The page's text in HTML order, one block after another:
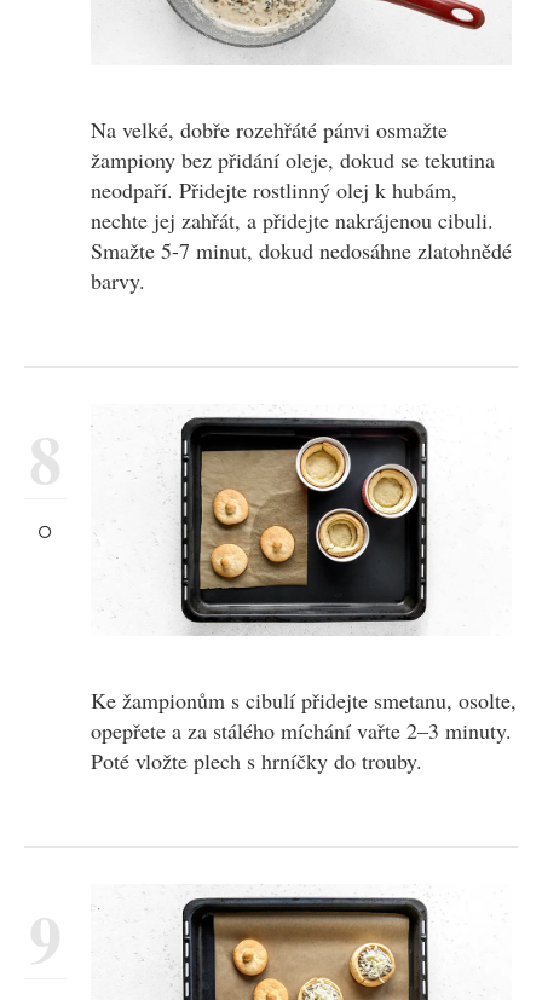
Na velké, dobře rozehřáté pánvi osmažte
žampiony bez přidání oleje, dokud se tekutina
neodpaří. Přidejte rostlinný olej k hubám,
nechte jej zahřát, a přidejte nakrájenou cibuli.
Smažte 5-7 minut, dokud nedosáhne zlatohnědé
barvy.
8
Ke žampionům s cibulí přidejte smetanu, osolte,
opepřete a za stálého míchání vařte 2–3 minuty.
Poté vložte plech s hrníčky do trouby.
9